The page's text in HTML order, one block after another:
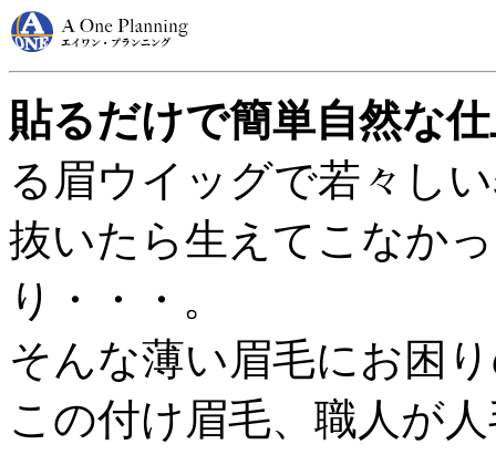
貼るだけで簡単自然な
る眉ウイッグで若々し
抜いたら生えてこなか
り・・・。
そんな薄い眉毛にお困
この付け眉毛、職人が